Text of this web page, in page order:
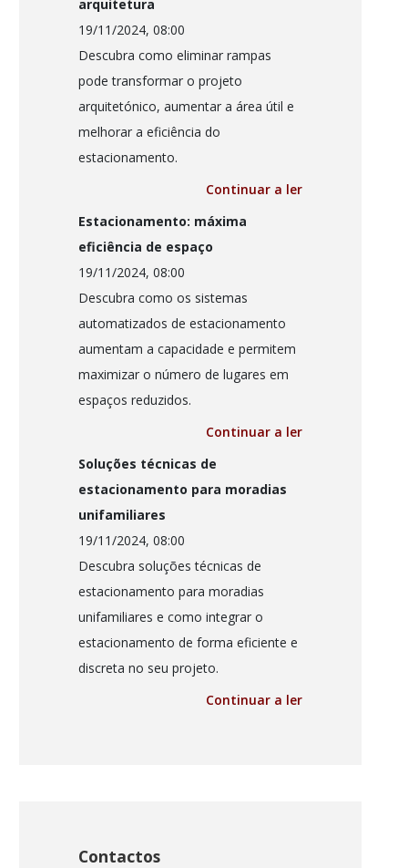
arquitetura
19/11/2024, 08:00
Descubra como eliminar rampas
pode transformar o projeto
arquitetónico, aumentar a área útil e
melhorar a eficiência do
estacionamento.
Continuar a ler
Estacionamento: máxima
eficiência de espaço
19/11/2024, 08:00
Descubra como os sistemas
automatizados de estacionamento
aumentam a capacidade e permitem
maximizar o número de lugares em
espaços reduzidos.
Continuar a ler
Soluções técnicas de
estacionamento para moradias
unifamiliares
19/11/2024, 08:00
Descubra soluções técnicas de
estacionamento para moradias
unifamiliares e como integrar o
estacionamento de forma eficiente e
discreta no seu projeto.
Continuar a ler
Contactos